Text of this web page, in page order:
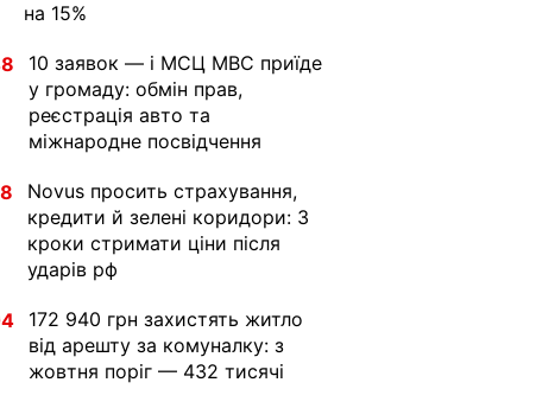
на 15%
10 заявок — і МСЦ МВС приїде
у громаду: обмін прав,
реєстрація авто та
міжнародне посвідчення
Novus просить страхування,
кредити й зелені коридори: 3
кроки стримати ціни після
ударів рф
172 940 грн захистять житло
від арешту за комуналку: з
жовтня поріг — 432 тисячі